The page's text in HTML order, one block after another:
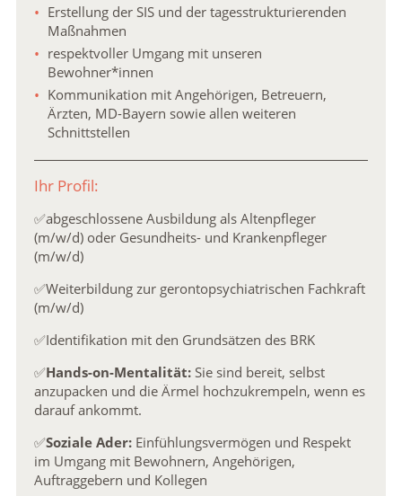
Erstellung der SIS und der tagesstrukturierenden
Maßnahmen
respektvoller Umgang mit unseren
Bewohner*innen
Kommunikation mit Angehörigen, Betreuern,
Ärzten, MD-Bayern sowie allen weiteren
Schnittstellen
Ihr Profil:
✅abgeschlossene Ausbildung als Altenpfleger
(m/w/d) oder Gesundheits- und Krankenpfleger
(m/w/d)
✅Weiterbildung zur gerontopsychiatrischen Fachkraft
(m/w/d)
✅Identifikation mit den Grundsätzen des BRK
✅Hands-on-Mentalität:Sie sind bereit, selbst
anzupacken und die Ärmel hochzukrempeln, wenn es
darauf ankommt.
✅Soziale Ader:Einfühlungsvermögen und Respekt
im Umgang mit Bewohnern, Angehörigen,
Auftraggebern und Kollegen